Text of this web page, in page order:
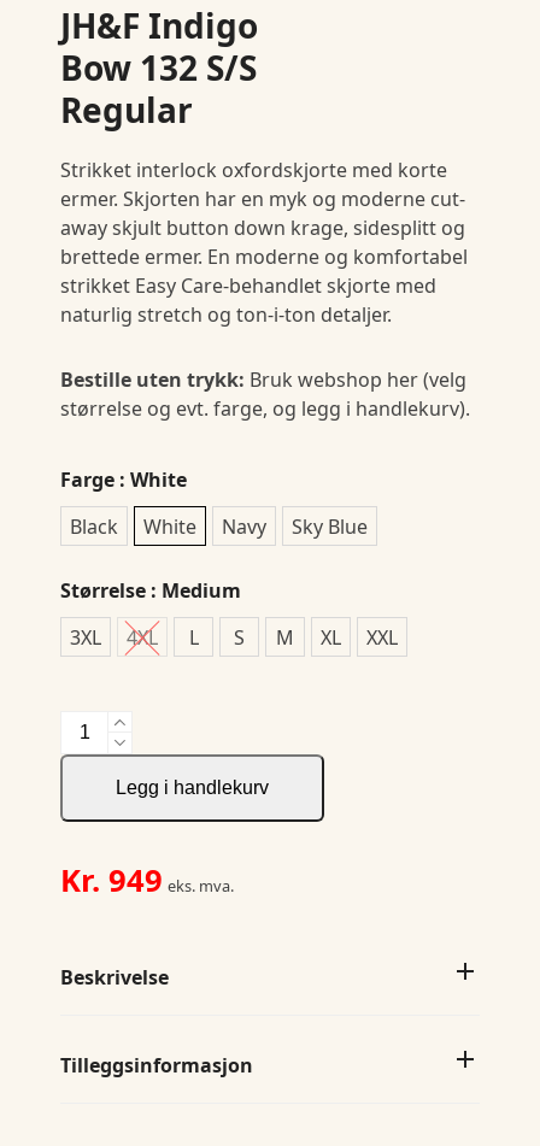
JH&F Indigo
Bow 132 S/S
Regular
Strikket interlock oxfordskjorte med korte
ermer. Skjorten har en myk og moderne cut-
away skjult button down krage, sidesplitt og
brettede ermer. En moderne og komfortabel
strikket Easy Care-behandlet skjorte med
naturlig stretch og ton-i-ton detaljer.
Bestille uten trykk: Bruk webshop her (velg
størrelse og evt. farge, og legg i handlekurv).
Farge : White
Black
White Navy Sky Blue
Størrelse : Medium
3XL
4XL L S M XL XXL
JH&F
Indigo
132
Regular
antall
Legg i handlekurv
Kr. 949 eks. mva.
Beskrivelse
Tilleggsinformasjon